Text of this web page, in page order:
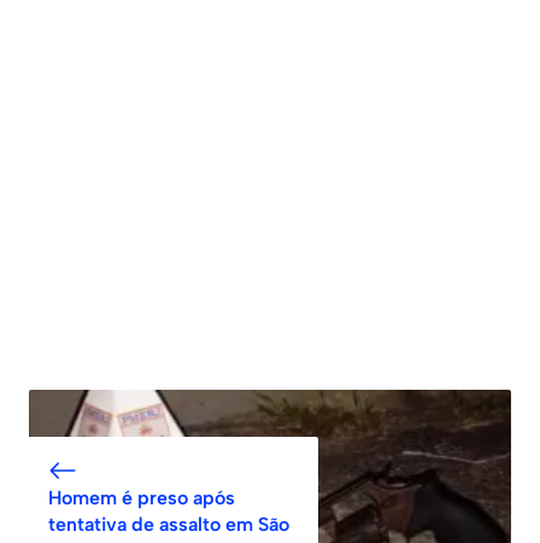
Homem é preso após
tentativa de assalto em São